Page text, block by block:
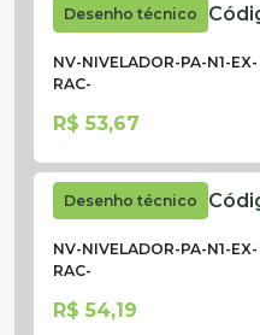
Desenho técnico
NV-NIVELADOR-PA-N1-
RAC-
R$ 53,67
Desenho técnico
NV-NIVELADOR-PA-N1-
RAC-
R$ 54,19